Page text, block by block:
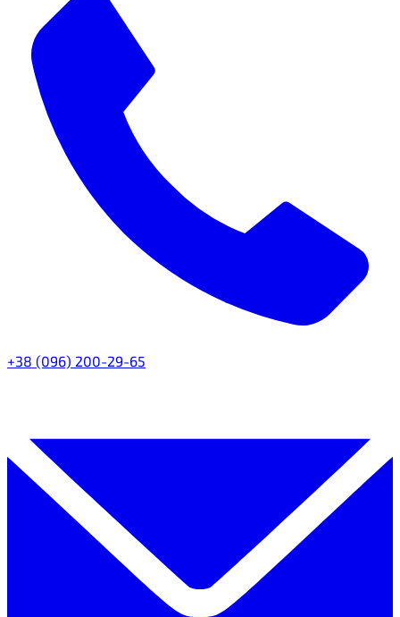
+38 (096) 200-29-65